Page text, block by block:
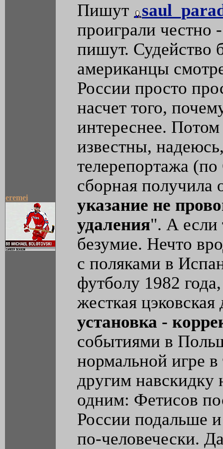
eremei
Пишут
проиграли честно
пишут. Судейство
американцы
России просто
насчет того,
интереснее. Потом
известны,
телерепортажа
сборная получила
указание не
удаления". А если
безумие. Нечто
с поляками в
футболу 1982
жесткая
установка -
событиями в
нормальной игре
другим навскидку
одним: Фетисов
России подальше
по-человечески.